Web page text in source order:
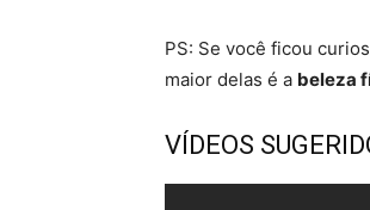
PS: Se você ficou
maior delas é a beleza
VÍDEOS